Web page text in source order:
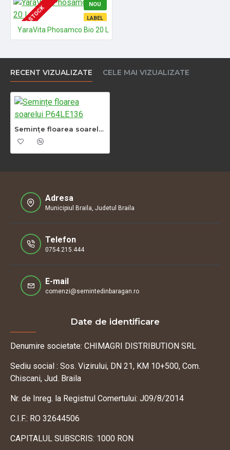
NOU
LABEL
IN STOCK
YaraVita Phosamco Bio 20 L
RECENT VIZUALIZATE CELE MAI VIZUALIZATE
Semințe floarea soarelui P64LE136
Adresa
Municipiul Braila, Judetul Braila
Telefon
0754.215.444
E-mail
comenzi@semintedinbaragan.ro
Date de identificare
Denumire societate: CHIMAGRI DISTRIBUTION SRL
Sediu social : Sos. Vizirului, DN 21, KM 10+500, Com.
Chiscani, Jud. Braila
Nr. de Inreg. la Registrul Comertului: J09/8/2014
C.I.F.: RO 32644506
CAPITALUL SUBSCRIS: 1000 RON